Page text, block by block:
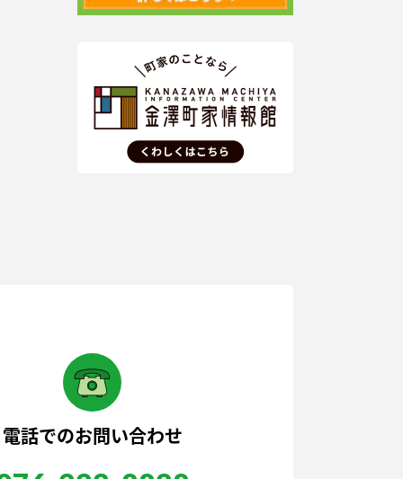
電話でのお問い合わせ